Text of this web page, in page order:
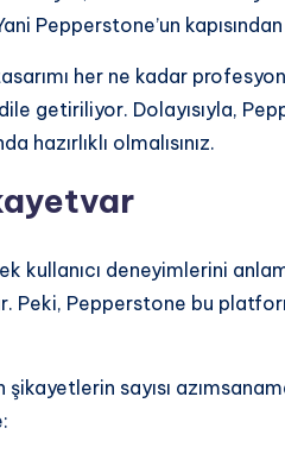
Pepperstone’un
her ne kadar
dile getiriliyor. Dolayısıyla,
hazırlıklı olmalısınız.
kullanıcı deneyimlerini
Pepperstone bu
şikayetlerin sayısı